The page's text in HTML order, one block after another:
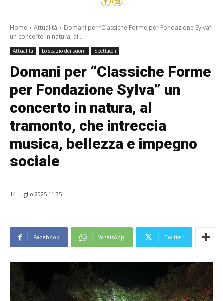
Home Attualità
Domani per “Classiche Forme per Fondazione Sylva”
un concerto in natura, al...
Attualità Lo spazio dei suoni Spettacoli
Domani per “Classiche Forme
per Fondazione Sylva” un
concerto in natura, al
tramonto, che intreccia
musica, bellezza e impegno
sociale
14 Luglio 2025 11:35
Facebook WhatsApp Twitter